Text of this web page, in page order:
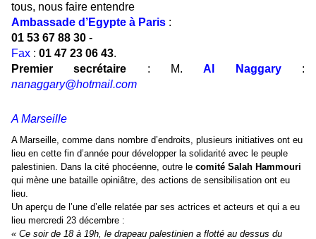
tous, nous faire entendre
Ambassade d’Egypte à Paris :
01 53 67 88 30 -
Fax : 01 47 23 06 43.
Premier secrétaire : M.Al Naggary
:
nanaggary@hotmail.com
A Marseille
A Marseille, comme dans nombre d’endroits, plusieurs initiatives ont eu
lieu en cette fin d’année pour développer la solidarité avec le peuple
palestinien. Dans la cité phocéenne, outre le comité Salah Hammouri
qui mène une bataille opiniâtre, des actions de sensibilisation ont eu
lieu.
Un aperçu de l’une d’elle relatée par ses actrices et acteurs et qui a eu
lieu mercredi 23 décembre :
« Ce soir de 18 à 19h, le drapeau palestinien a flotté au dessus du